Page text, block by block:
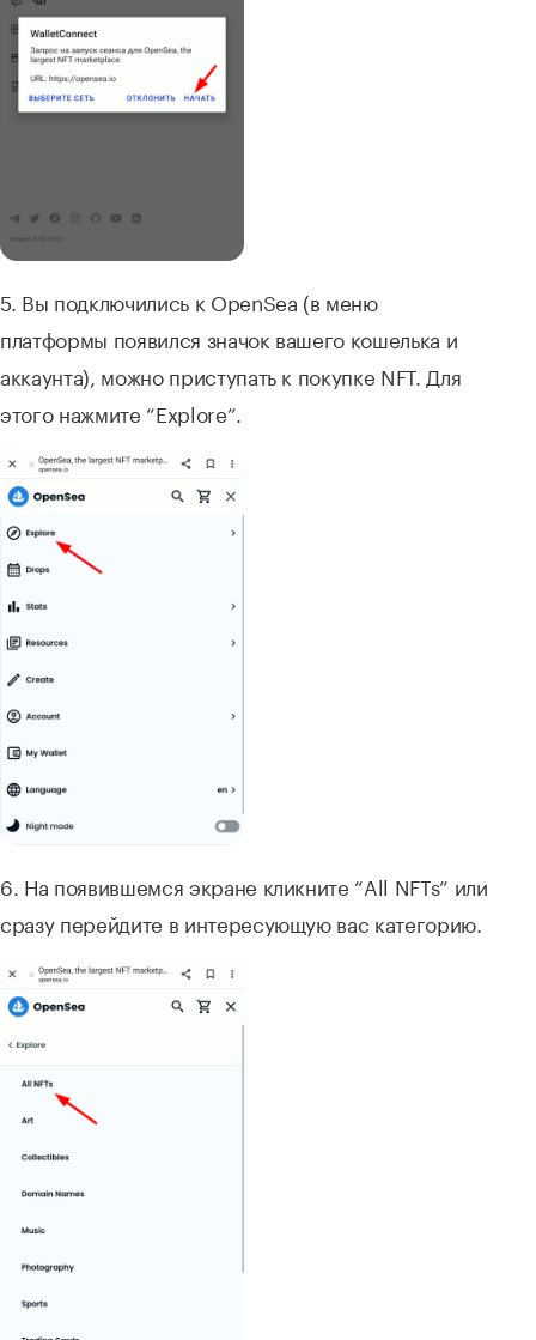
5. Вы подключились к OpenSea (в меню
платформы появился значок вашего кошелька и
аккаунта), можно приступать к покупке NFT. Для
этого нажмите “Explore”.
6. На появившемся экране кликните “All NFTs” или
сразу перейдите в интересующую вас категорию.